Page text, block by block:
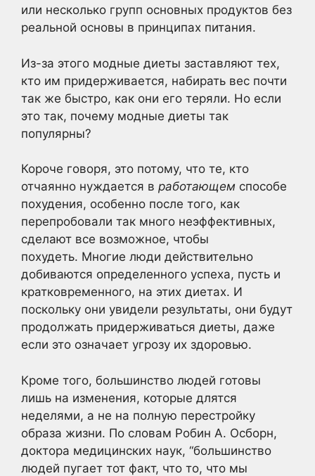
или несколько групп основных продуктов без
реальной основы в принципах питания.
Из-за этого модные диеты заставляют тех,
кто им придерживается, набирать вес почти
так же быстро, как они его теряли. Но если
это так, почему модные диеты так
популярны?
Короче говоря, это потому, что те, кто
отчаянно нуждается в работающем способе
похудения, особенно после того, как
перепробовали так много неэффективных,
сделают все возможное, чтобы
похудеть. Многие люди действительно
добиваются определенного успеха, пусть и
кратковременного, на этих диетах. И
поскольку они увидели результаты, они будут
продолжать придерживаться диеты, даже
если это означает угрозу их здоровью.
Кроме того, большинство людей готовы
лишь на изменения, которые длятся
неделями, а не на полную перестройку
образа жизни. По словам Робин А. Осборн,
доктора медицинских наук, “большинство
людей пугает тот факт, что то, что мы